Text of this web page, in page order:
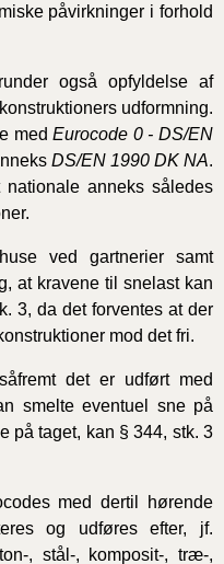
påvirkninger i forhold
også opfyldelse af
udformning.
medEurocode 0 - DS/EN
DS/EN 1990 DK NA.
anneks således
ved gartnerier samt
at kravene til snelast kan
3, da det forventes at der
mod det fri.
det er udført med
smelte eventuel sne på
på taget, kan § 344, stk. 3
med dertil hørende
og udføres efter, jf.
, stål-, komposit-, træ-,